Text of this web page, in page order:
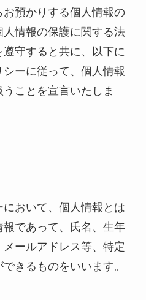
預かりする個人情報の
情報の保護に関する法
守すると共に、以下に
ーに従って、個人情報
ことを宣言いたしま
おいて、個人情報とは
であって、氏名、生年
ールアドレス等、特定
きるものをいいます。